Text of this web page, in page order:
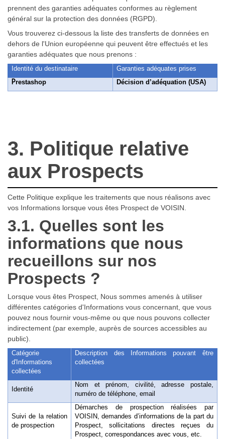
prennent des garanties adéquates conformes au règlement
général sur la protection des données (RGPD).
Vous trouverez ci-dessous la liste des transferts de données en
dehors de l'Union européenne qui peuvent être effectués et les
garanties adéquates que nous prenons :
Identité du destinataire Garanties adéquates prises
Prestashop Décision d’adéquation (USA)
3. Politique relative
aux Prospects
Cette Politique explique les traitements que nous réalisons avec
vos Informations lorsque vous êtes Prospect de VOISIN.
3.1. Quelles sont les
informations que nous
recueillons sur nos
Prospects ?
Lorsque vous êtes Prospect, Nous sommes amenés à utiliser
différentes catégories d'Informations vous concernant, que vous
pouvez nous fournir vous-même ou que nous pouvons collecter
indirectement (par exemple, auprès de sources accessibles au
public).
Catégorie
d'Informations
collectées
Description des Informations pouvant être
collectées
Identité
Nom et prénom, civilité, adresse postale,
numéro de téléphone, email
Suivi de la relation
de prospection
Démarches de prospection réalisées par
VOISIN, demandes d’informations de la part du
Prospect, sollicitations directes reçues du
Prospect, correspondances avec vous, etc.